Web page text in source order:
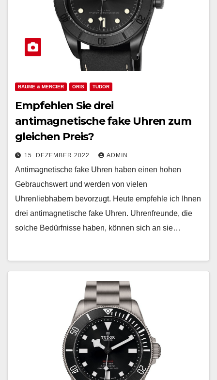
BAUME & MERCIER ORIS TUDOR
Empfehlen Sie drei
antimagnetische fake Uhren zum
gleichen Preis?
15. DEZEMBER 2022 ADMIN
Antimagnetische fake Uhren haben einen hohen
Gebrauchswert und werden von vielen
Uhrenliebhabern bevorzugt. Heute empfehle ich Ihnen
drei antimagnetische fake Uhren. Uhrenfreunde, die
solche Bedürfnisse haben, können sich an sie…